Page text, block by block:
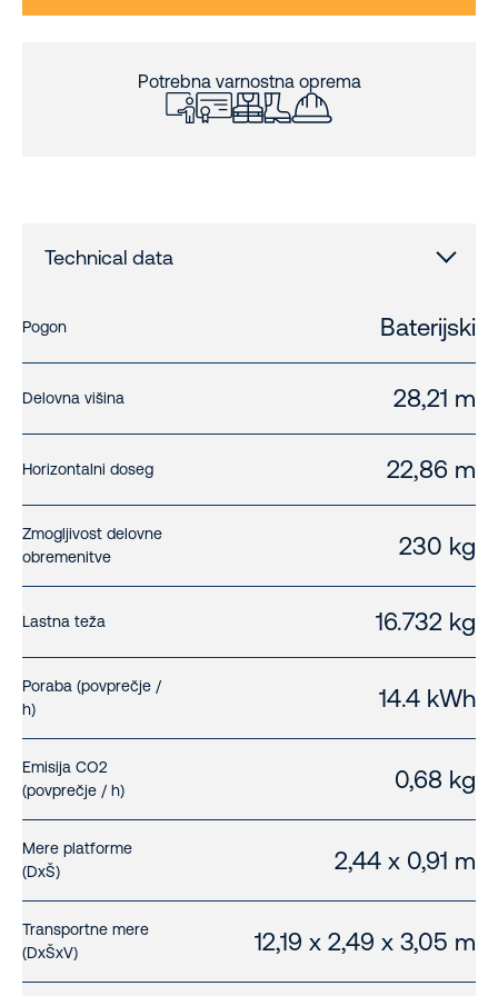
Potrebna varnostna oprema
Technical data
Pogon Baterijski
Delovna višina 28,21 m
Horizontalni doseg 22,86 m
Zmogljivost delovne
obremenitve
230 kg
Lastna teža 16.732 kg
Poraba (povprečje /
h)
14.4 kWh
Emisija CO2
(povprečje / h)
0,68 kg
Mere platforme
(DxŠ)
2,44 x 0,91 m
Transportne mere
(DxŠxV)
12,19 x 2,49 x 3,05 m